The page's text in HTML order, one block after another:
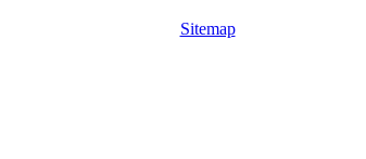
Sitemap